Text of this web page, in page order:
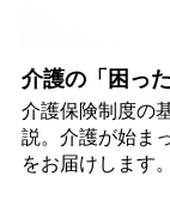
介護の「困っ
介護保険制度の
説。介護が始ま
をお届けします。